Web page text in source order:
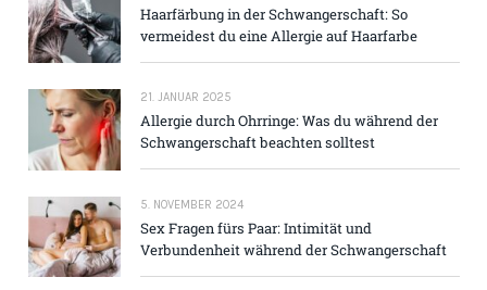
Haarfärbung in der Schwangerschaft: So
vermeidest du eine Allergie auf Haarfarbe
21. JANUAR 2025
Allergie durch Ohrringe: Was du während der
Schwangerschaft beachten solltest
5. NOVEMBER 2024
Sex Fragen fürs Paar: Intimität und
Verbundenheit während der Schwangerschaft